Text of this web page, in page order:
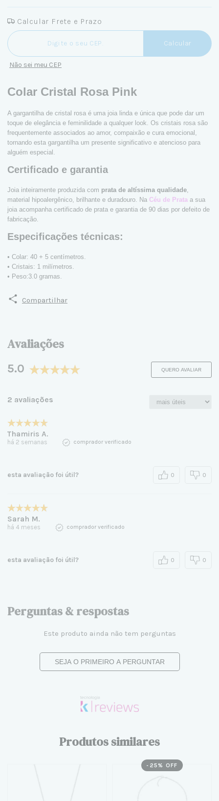
Calcular Frete e Prazo
Entregas para o CEP:
Calcular
Não sei meu CEP
Colar Cristal Rosa Pink
A gargantilha de cristal rosa é uma joia linda e única que pode dar um
toque de elegância e feminilidade a qualquer look. Os cristais rosa são
frequentemente associados ao amor, compaixão e cura emocional,
tornando esta gargantilha um presente significativo e atencioso para
alguém especial.
Certificado e garantia
Joia inteiramente produzida com prata de altíssima qualidade
material hipoalergênico, brilhante e duradouro. Na Céu de Prata a sua
joia acompanha certificado de prata e garantia de 90 dias por defeito de
fabricação.
Especificações técnicas:
• Colar: 40 + 5 centímetros.
• Cristais: 1 milímetros.
• Peso:3.0 gramas.
Compartilhar
Avaliações
5.0 QUERO AVALIAR
2 avaliações
Thamiris A.
há 2 semanas comprador verificado
esta avaliação foi útil? 0 0
Sarah M.
há 4 meses comprador verificado
esta avaliação foi útil? 0 0
Perguntas & respostas
Este produto ainda não tem perguntas
SEJA O PRIMEIRO A PERGUNTAR
Produtos similares
- 25 % OFF